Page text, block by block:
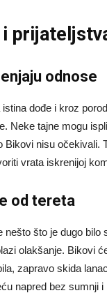
odnose
dođe i kroz
Neke tajne mogu
Bikovi nisu očekivali.
vrata iskrenijoj
od tereta
nešto što je dugo bilo
olakšanje. Bikovi
zapravo skida
napred bez sumnji i